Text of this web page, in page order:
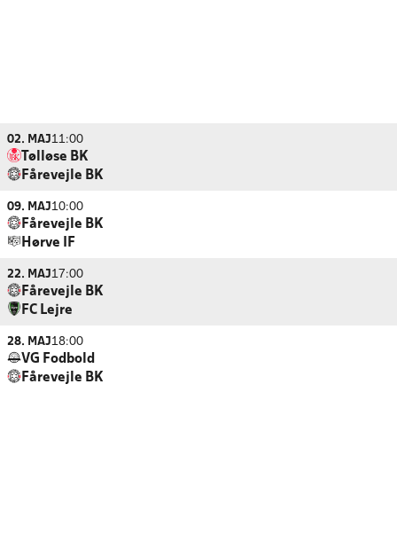
02. MAJ11:00
Tølløse BK
Fårevejle BK
09. MAJ10:00
Fårevejle BK
Hørve IF
22. MAJ17:00
Fårevejle BK
FC Lejre
28. MAJ18:00
VG Fodbold
Fårevejle BK